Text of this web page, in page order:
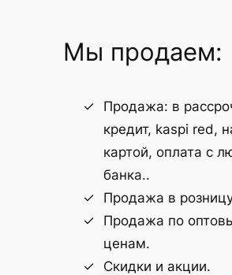
Мы продаем:
Продажа: в
кредит, kaspi red,
картой, оплата с
банка..
Продажа в
Продажа по
ценам.
Скидки и акции.